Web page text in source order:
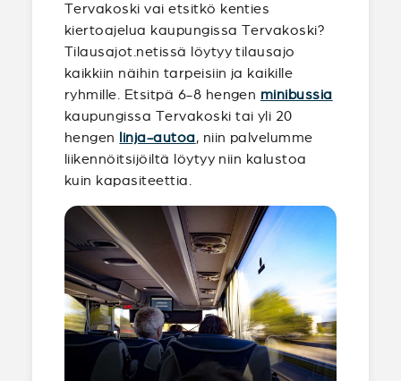
Tervakoski vai etsitkö kenties
kiertoajelua kaupungissa Tervakoski?
Tilausajot.netissä löytyy tilausajo
kaikkiin näihin tarpeisiin ja kaikille
ryhmille. Etsitpä 6-8 hengen minibussia
kaupungissa Tervakoski tai yli 20
hengen linja-autoa, niin palvelumme
liikennöitsijöiltä löytyy niin kalustoa
kuin kapasiteettia.